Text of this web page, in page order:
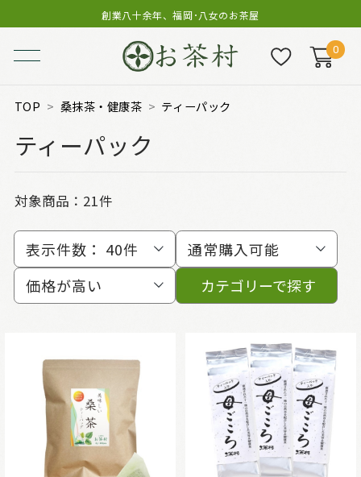
創業八十余年、福岡･八女のお茶屋
0
TOP 桑抹茶・健康茶 ティーパック
ティーパック
対象商品： 21件
表示件数： 40件
通常購入可能
価格が高い
カテゴリーで探す